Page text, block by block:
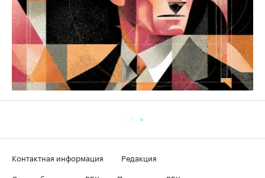
Контактная информация
Редакция